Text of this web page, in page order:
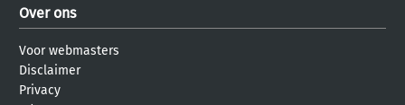
Over ons
Voor webmasters
Disclaimer
Privacy